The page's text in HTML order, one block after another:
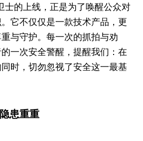
士的上线，正是为了唤醒公众对
。它不仅仅是一款技术产品，更
与守护。每一次的抓拍与劝
一次安全警醒，提醒我们：在
时，切勿忽视了安全这一最基
患重重